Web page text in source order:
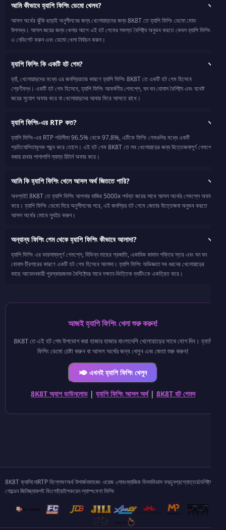
আমি কীভাবে হ্যাপি ফিশিং ডেমো খেলব?
আসল অর্থের ঝুঁকি ছাড়াই অনুশীলনের জন্য খেলোয়াড়দের জন্য 8K8T তে হ্যাপি ফিশিং ডেমো মোড
উপলব্ধ। আসল জয়ের জন্য খেলার আগে এই হট গেমের সমস্ত বৈশিষ্ট্য অনুভব করতে কেবল হ্যাপি ফিশিং-
এ নেভিগেট করুন এবং ডেমো খেলা নির্বাচন করুন।
হ্যাপি ফিশিং কি একটি হট গেম?
হ্যাঁ, খেলোয়াড়দের মধ্যে এর জনপ্রিয়তার কারণে হ্যাপি ফিশিং 8K8T তে একটি হট গেম হিসেবে
শ্রেণীবদ্ধ। একটি হট গেম হিসেবে, হ্যাপি ফিশিং আকর্ষণীয় গেমপ্লে, ঘন ঘন বোনাস বৈশিষ্ট্য এবং যথেষ্ট
জয়ের সুযোগ অফার করে যা খেলোয়াড়দের আবার ফিরে আসতে রাখে।
হ্যাপি ফিশিং-এর RTP কত?
হ্যাপি ফিশিং-এর RTP পরিসীমা 96.5% থেকে 97.8%, এটিকে ফিশিং গেমগুলির মধ্যে একটি
প্রতিযোগিতামূলক পছন্দ করে তোলে। এই হট গেম 8K8T তে সব খেলোয়াড়ের জন্য উত্তেজনাপূর্ণ গেমপ্লে
বজায় রাখার পাশাপাশি ন্যায্য রিটার্ন অফার করে।
আমি কি হ্যাপি ফিশিং খেলে আসল অর্থ জিততে পারি?
অবশ্যই! 8K8T তে হ্যাপি ফিশিং আপনার বাজির 5000x পর্যন্ত জয়ের সাথে আসল অর্থের গেমপ্লে অফার
করে। হ্যাপি ফিশিং ডেমো দিয়ে অনুশীলনের পরে, এই জনপ্রিয় হট গেমে জেতার উত্তেজনা অনুভব করতে
আসল অর্থের মোডে স্যুইচ করুন।
অন্যান্য ফিশিং গেম থেকে হ্যাপি ফিশিং কীভাবে আলাদা?
হ্যাপি ফিশিং এর ভারসাম্যপূর্ণ গেমপ্লে, বিভিন্ন মাছের প্রজাতি, একাধিক কামান শক্তির স্তর এবং ঘন ঘন
বোনাস ট্রিগারের কারণে একটি হট গেম হিসেবে আলাদা। হ্যাপি ফিশিং অভিজ্ঞতা সব ধরনের খেলোয়াড়ের
কাছে আবেদনকারী পুরস্কারজনক বৈশিষ্ট্যের সাথে দক্ষতা-ভিত্তিক শ্যুটিংকে একত্রিত করে।
আজই হ্যাপি ফিশিং খেলা শুরু করুন!
8K8T তে এই হট গেম উপভোগ করা হাজার হাজার বাংলাদেশি খেলোয়াড়ের সাথে যোগ দিন। হ্যাপি
ফিশিং ডেমো চেষ্টা করুন বা আসল অর্থের জন্য খেলুন এবং জেতা শুরু করুন!
এখনই হ্যাপি ফিশিং খেলুন
8K8T অ্যাপ ডাউনলোড |হ্যাপি ফিশিং আসল অর্থ| 8K8T হট গেমস
8K8T ক্যাসিনোRTP বিশ্লেষণঅর্থ উপার্জনমাহজং ওয়েজ ২সাবংম্যাজিক বিনসমিডাস ফরচুনপ্রশ্নোত্তরবৈশিষ্ট্য
গোল্ডেন জিনিজ্যাকপট বিংগোট্রাইপকয়েন ল্যাম্পমেগা ফিশিং